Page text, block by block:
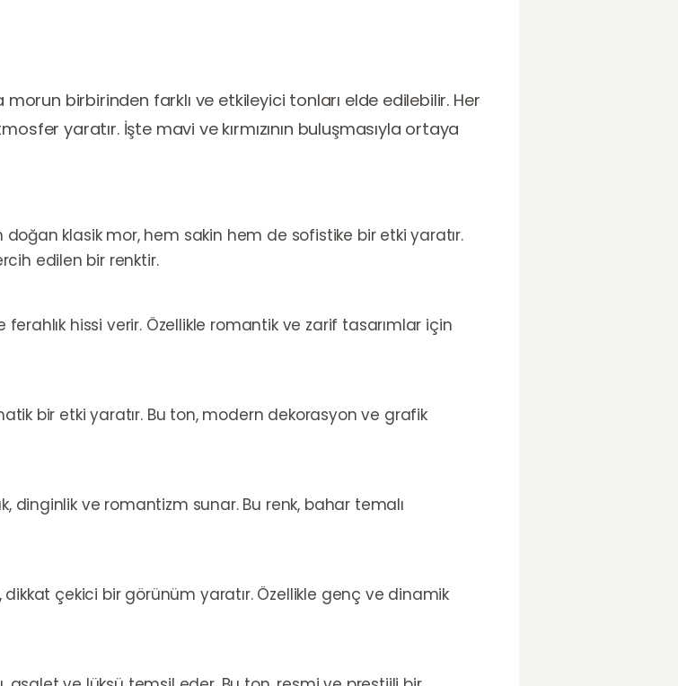
morun birbirinden farklı ve etkileyici tonları elde edilebilir. Her
yaratır. İşte mavi ve kırmızının buluşmasıyla ortaya
doğan klasik mor, hem sakin hem de sofistike bir etki yaratır.
edilen bir renktir.
hissi verir. Özellikle romantik ve zarif tasarımlar için
bir etki yaratır. Bu ton, modern dekorasyon ve grafik
dinginlik ve romantizm sunar. Bu renk, bahar temalı
çekici bir görünüm yaratır. Özellikle genç ve dinamik